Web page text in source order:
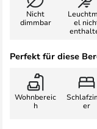
Nicht
dimmbar
el
Perfekt für diese
Wohnbereic
h
er